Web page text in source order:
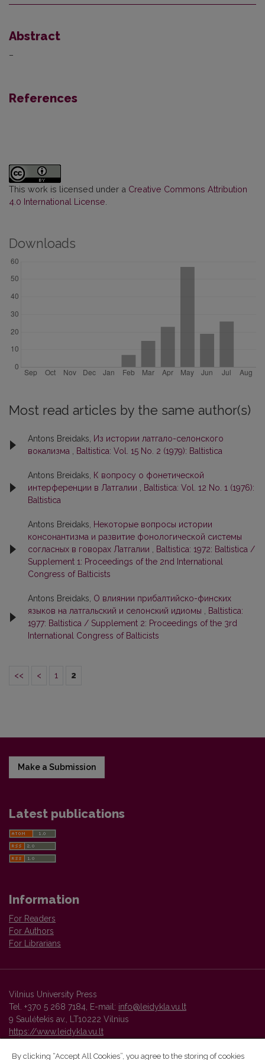
Abstract
–
References
This work is licensed under a Creative Commons Attribution
4.0 International License
Downloads
Most read articles by the same author(s)
Antons Breidaks,
Из истории латгало-селонского
вокализма
Baltistica: Vol. 15 No. 2 (1979): Baltistica
Antons Breidaks,
К вопросу о фонетической
интерференции в Латгалии
Baltistica: Vol. 12 No. 1 (1976):
Baltistica
Antons Breidaks,
Некоторые вопросы истории
консонантизма и развитие фонологической системы
согласных в говорах Латгалии
Baltistica: 1972: Baltistica /
Supplement 1: Proceedings of the 2nd International
Congress of Balticists
Antons Breidaks, О влиянии прибалтийско-финских
языков на латгальский и селонский идиомы
Baltistica:
1977: Baltistica / Supplement 2: Proceedings of the 3rd
International Congress of Balticists
<< < 1 2
Make a Submission
Latest publications
Information
For Readers
For Authors
For Librarians
Vilnius University Press
Tel. +370 5 268 7184, E-mail: info@leidykla.vu.lt
9 Saulėtekis av., LT10222 Vilnius
https://www.leidykla.vu.lt
By clicking “Accept All Cookies”, you agree to the storing of cookies